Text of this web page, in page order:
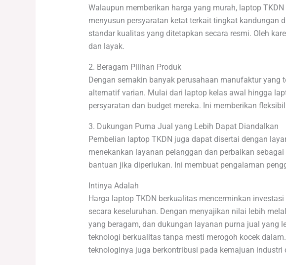
Walaupun memberikan harga yang murah, laptop
menyusun persyaratan ketat terkait tingkat kandungan
standar kualitas yang ditetapkan secara resmi. Oleh
dan layak.
2. Beragam Pilihan Produk
Dengan semakin banyak perusahaan manufaktur
alternatif varian. Mulai dari laptop kelas awal hingga
persyaratan dan budget mereka. Ini memberikan
3. Dukungan Purna Jual yang Lebih Dapat Diandalkan
Pembelian laptop TKDN juga dapat disertai dengan
menekankan layanan pelanggan dan perbaikan
bantuan jika diperlukan. Ini membuat pengalaman
Intinya Adalah
Harga laptop TKDN berkualitas mencerminkan
secara keseluruhan. Dengan menyajikan nilai lebih
yang beragam, dan dukungan layanan purna jual yang
teknologi berkualitas tanpa mesti merogoh kocek
teknologinya juga berkontribusi pada kemajuan industri